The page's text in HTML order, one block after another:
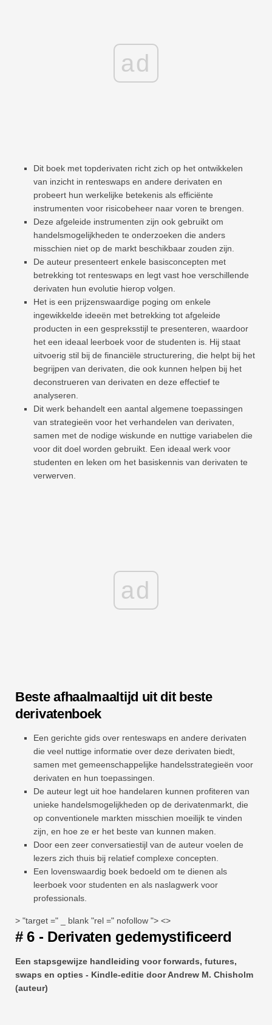
ad
Dit boek met topderivaten richt zich op het ontwikkelen
van inzicht in renteswaps en andere derivaten en
probeert hun werkelijke betekenis als efficiënte
instrumenten voor risicobeheer naar voren te brengen.
Deze afgeleide instrumenten zijn ook gebruikt om
handelsmogelijkheden te onderzoeken die anders
misschien niet op de markt beschikbaar zouden zijn.
De auteur presenteert enkele basisconcepten met
betrekking tot renteswaps en legt vast hoe verschillende
derivaten hun evolutie hierop volgen.
Het is een prijzenswaardige poging om enkele
ingewikkelde ideeën met betrekking tot afgeleide
producten in een gespreksstijl te presenteren, waardoor
het een ideaal leerboek voor de studenten is. Hij staat
uitvoerig stil bij de financiële structurering, die helpt bij het
begrijpen van derivaten, die ook kunnen helpen bij het
deconstrueren van derivaten en deze effectief te
analyseren.
Dit werk behandelt een aantal algemene toepassingen
van strategieën voor het verhandelen van derivaten,
samen met de nodige wiskunde en nuttige variabelen die
voor dit doel worden gebruikt. Een ideaal werk voor
studenten en leken om het basiskennis van derivaten te
verwerven.
ad
Beste afhaalmaaltijd uit dit beste
derivatenboek
Een gerichte gids over renteswaps en andere derivaten
die veel nuttige informatie over deze derivaten biedt,
samen met gemeenschappelijke handelsstrategieën voor
derivaten en hun toepassingen.
De auteur legt uit hoe handelaren kunnen profiteren van
unieke handelsmogelijkheden op de derivatenmarkt, die
op conventionele markten misschien moeilijk te vinden
zijn, en hoe ze er het beste van kunnen maken.
Door een zeer conversatiestijl van de auteur voelen de
lezers zich thuis bij relatief complexe concepten.
Een lovenswaardig boek bedoeld om te dienen als
leerboek voor studenten en als naslagwerk voor
professionals.
> "target =" _ blank "rel =" nofollow "> <>
# 6 - Derivaten gedemystificeerd
Een stapsgewijze handleiding voor forwards, futures,
swaps en opties - Kindle-editie door Andrew M. Chisholm
(auteur)